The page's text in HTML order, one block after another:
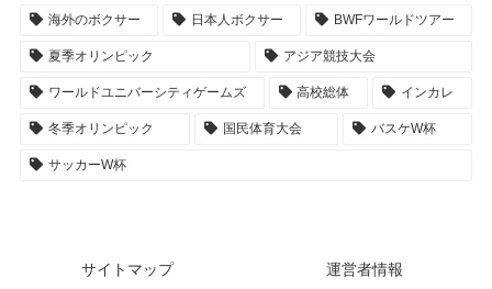
海外のボクサー 日本人ボクサー BWFワールドツアー
夏季オリンピック アジア競技大会
ワールドユニバーシティゲームズ 高校総体 インカレ
冬季オリンピック 国民体育大会 バスケW杯
サッカーW杯
サイトマップ 運営者情報